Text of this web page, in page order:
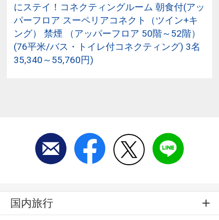
にステイ！コネクティングルーム 朝食付(アッ
パーフロア スーペリアコネクト（ツイン+キ
ング） 禁煙 （アッパーフロア 50階～52階）
(76平米/バス・トイレ付コネクティング) 3名
35,340～55,760円)
国内旅行